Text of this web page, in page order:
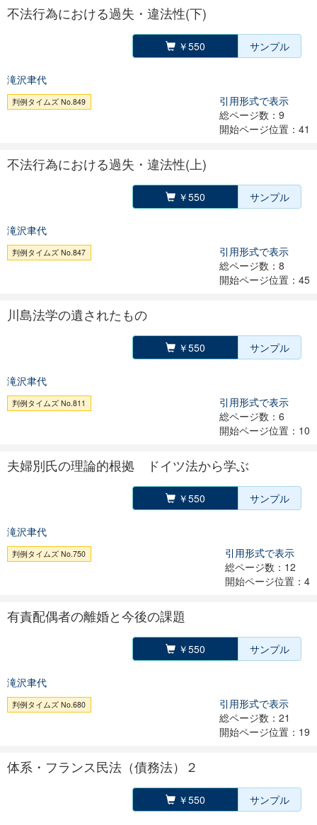
不法行為における過失・違法性(下)
￥550 サンプル
滝沢聿代
判例タイムズ No.849
引用形式で表示
総ページ数：9
開始ページ位置：41
不法行為における過失・違法性(上)
￥550 サンプル
滝沢聿代
判例タイムズ No.847
引用形式で表示
総ページ数：8
開始ページ位置：45
川島法学の遺されたもの
￥550 サンプル
滝沢聿代
判例タイムズ No.811
引用形式で表示
総ページ数：6
開始ページ位置：10
夫婦別氏の理論的根拠 ドイツ法から学ぶ
￥550 サンプル
滝沢聿代
判例タイムズ No.750
引用形式で表示
総ページ数：12
開始ページ位置：4
有責配偶者の離婚と今後の課題
￥550 サンプル
滝沢聿代
判例タイムズ No.680
引用形式で表示
総ページ数：21
開始ページ位置：19
体系・フランス民法（債務法）２
￥550 サンプル